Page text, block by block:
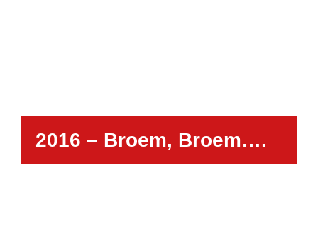
2016 – Broem, Broem….